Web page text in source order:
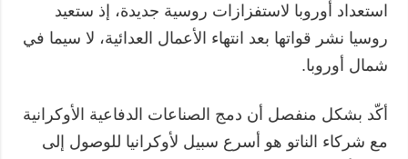
استعداد أوروبا لاستفزازات روسية جديدة، إذ ستعيد
روسيا نشر قواتها بعد انتهاء الأعمال العدائية، لا سيما في
شمال أوروبا.
أكّد بشكل منفصل أن دمج الصناعات الدفاعية الأوكرانية
مع شركاء الناتو هو أسرع سبيل لأوكرانيا للوصول إلى